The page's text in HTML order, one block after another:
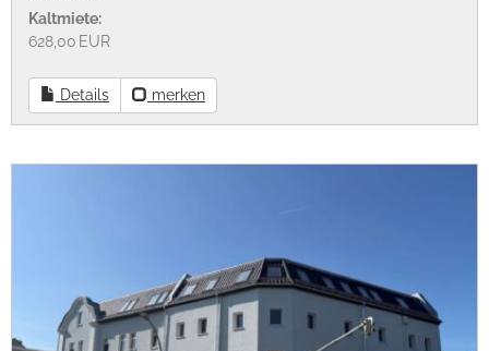
Kaltmiete:
628,00 EUR
Details merken